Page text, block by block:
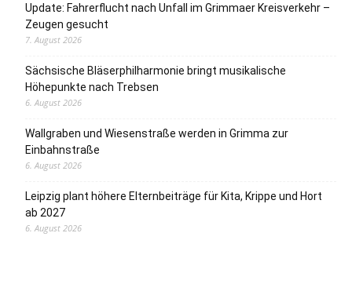
Update: Fahrerflucht nach Unfall im Grimmaer Kreisverkehr –
Zeugen gesucht
7. August 2026
Sächsische Bläserphilharmonie bringt musikalische
Höhepunkte nach Trebsen
6. August 2026
Wallgraben und Wiesenstraße werden in Grimma zur
Einbahnstraße
6. August 2026
Leipzig plant höhere Elternbeiträge für Kita, Krippe und Hort
ab 2027
6. August 2026